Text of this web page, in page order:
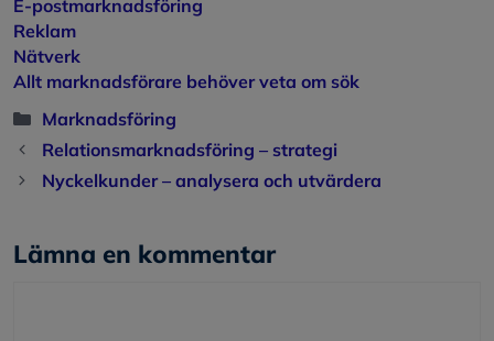
E-postmarknadsföring
Reklam
Nätverk
Allt marknadsförare behöver veta om sök
Kategorier
Marknadsföring
Relationsmarknadsföring – strategi
Nyckelkunder – analysera och utvärdera
Lämna en kommentar